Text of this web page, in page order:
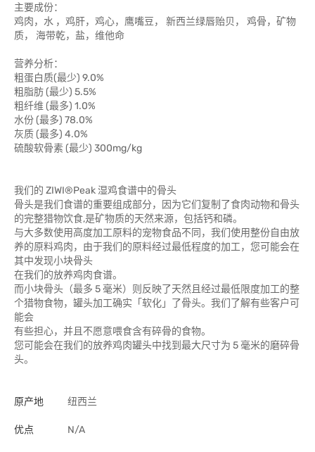
主要成份：
鸡肉，水 ，鸡肝，鸡心，鹰嘴豆， 新西兰绿唇贻贝， 鸡骨，矿物
质， 海带乾，盐，维他命
营养分析：
粗蛋白质(最少) 9.0%
粗脂肪 (最少) 5.5%
粗纤维 (最多) 1.0%
水份 (最多) 78.0%
灰质 (最多) 4.0%
硫酸软骨素 (最少) 300mg/kg
我们的 ZIWI®Peak 湿鸡食谱中的骨头
骨头是我们食谱的重要组成部分，因为它们复制了食肉动物和骨头
的完整猎物饮食,是矿物质的天然来源，包括钙和磷。
与大多数使用高度加工原料的宠物食品不同，我们使用整份自由放
养的原料鸡肉，由于我们的原料经过最低程度的加工，您可能会在
其中发现小块骨头
在我们的放养鸡肉食谱。
而小块骨头（最多 5 毫米）则反映了天然且经过最低限度加工的整
个猎物食物，罐头加工确实「软化」了骨头。我们了解有些客户可
能会
有些担心，并且不愿意喂食含有碎骨的食物。
您可能会在我们的放养鸡肉罐头中找到最大尺寸为 5 毫米的磨碎骨
头。
原产地 纽西兰
优点 N/A